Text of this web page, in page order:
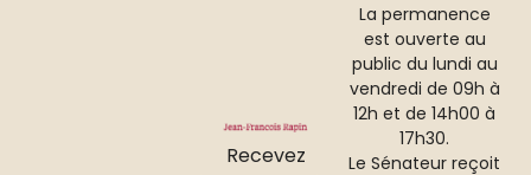
Recevez
La permanence
est ouverte au
public du lundi au
vendredi de 09h à
12h et de 14h00 à
17h30.
Le Sénateur reçoit